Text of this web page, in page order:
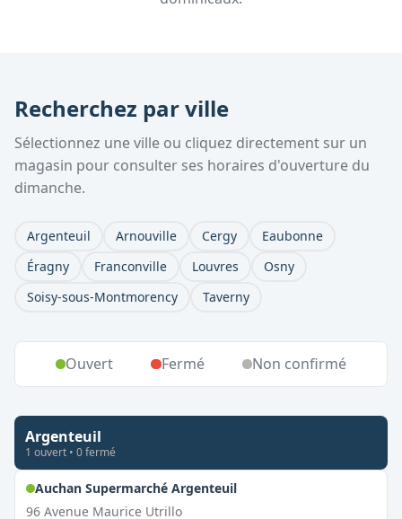
Recherchez par ville
Sélectionnez une ville ou cliquez directement sur un
magasin pour consulter ses horaires d'ouverture du
dimanche.
Argenteuil Arnouville Cergy
Eaubonne
Éragny
Franconville Louvres
Osny
Soisy-sous-Montmorency
Taverny
Ouvert Fermé Non confirmé
Argenteuil
1 ouvert • 0fermé
Auchan Supermarché Argenteuil,
96 Avenue Maurice Utrillo